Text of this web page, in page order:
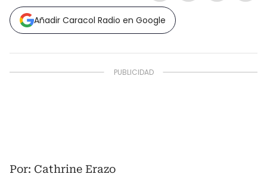
Añadir Caracol Radio en Google
Por: Cathrine Erazo